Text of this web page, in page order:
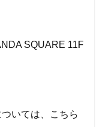
SQUARE 11F
いては、こちら